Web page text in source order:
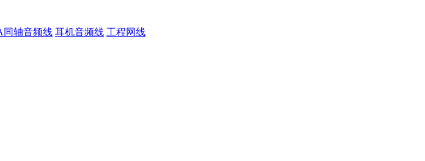
同轴音频线 耳机音频线 工程网线